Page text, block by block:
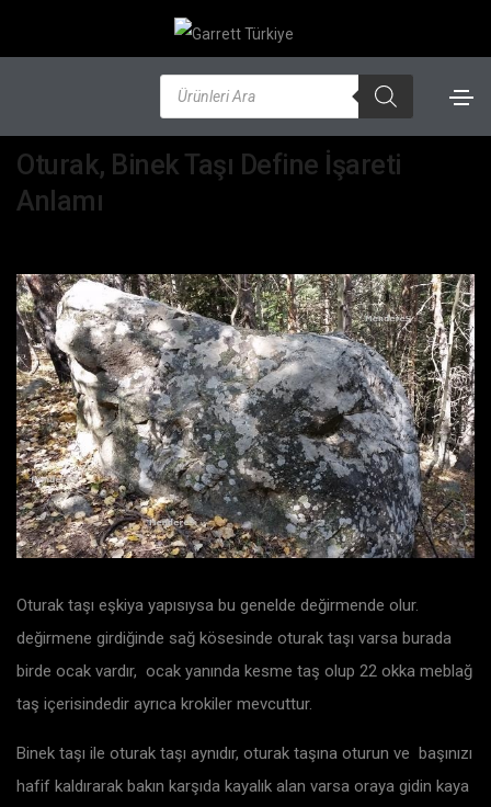
Değirmen, Dibek, Koltuk Byadmin
Oturak, Binek Taşı Define İşareti
Anlamı
Oturak taşı eşkiya yapısıysa bu genelde değirmende olur.
değirmene girdiğinde sağ kösesinde oturak taşı varsa burada
birde ocak vardır, ocak yanında kesme taş olup 22 okka meblağ
taş içerisindedir ayrıca krokiler mevcuttur.
Binek taşı ile oturak taşı aynıdır, oturak taşına oturun ve başınızı
hafif kaldırarak bakın karşıda kayalık alan varsa oraya gidin kaya